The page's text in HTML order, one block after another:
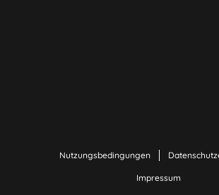
Nutzungsbedingungen
Impressum